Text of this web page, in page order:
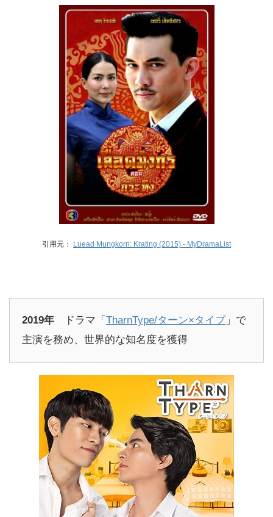
引用元： Luead Mungkorn: Krating (2015) - MyDramaList
2019年 ドラマ「 TharnType/ターン×タイプ」で
主演を務め、世界的な知名度を獲得